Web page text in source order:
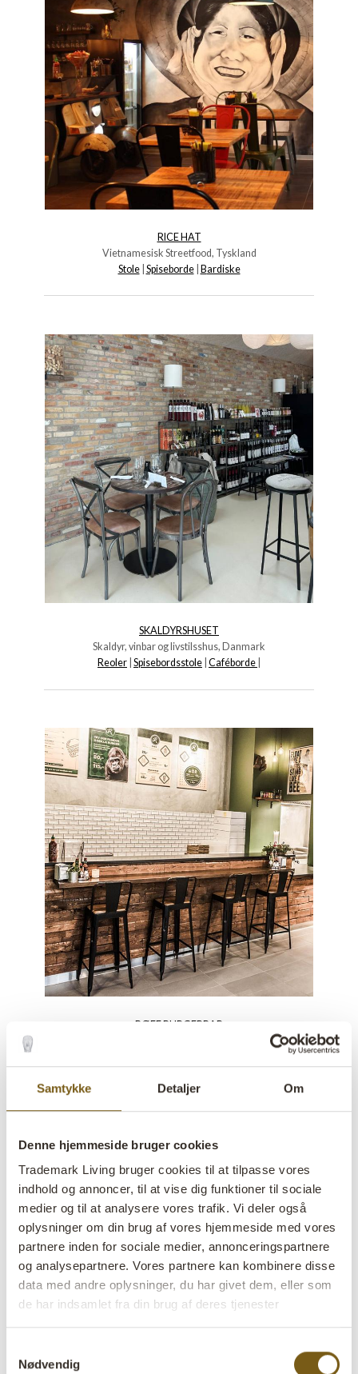
Samtykke Detaljer Om
Denne hjemmeside bruger cookies
Trademark Living bruger cookies til at tilpasse vores
indhold og annoncer, til at vise dig funktioner til sociale
medier og til at analysere vores trafik. Vi deler også
oplysninger om din brug af vores hjemmeside med vores
partnere inden for sociale medier, annonceringspartnere
og analysepartnere. Vores partnere kan kombinere disse
data med andre oplysninger, du har givet dem, eller som
de har indsamlet fra din brug af deres tjenester
Nødvendig
RICE HAT
Vietnamesisk Streetfood, Tyskland
Stole| Spiseborde| Bardiske
SKALDYRSHUSET
Skaldyr, vinbar og livstilsshus, Danmark
Reoler Spisebordsstole Caféborde
BØFF BURGERBAR